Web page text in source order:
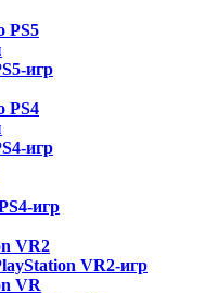
PS5
игр
PS4
игр
игр
VR2
VR2-игр
VR